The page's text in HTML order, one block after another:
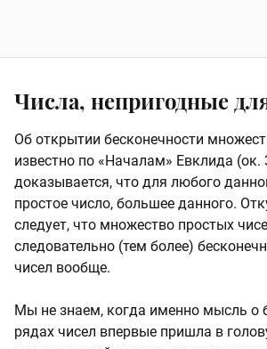
Числа, непригодные
Об открытии бесконечности
известно по «Началам» Евклида
доказывается, что для любого
простое число, большее данного.
следует, что множество простых
следовательно (тем более)
чисел вообще.
Мы не знаем, когда именно мысль о
рядах чисел впервые пришла в